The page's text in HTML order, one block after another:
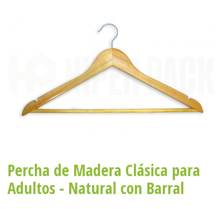
Percha de Madera Clásica para
Adultos - Natural con Barral